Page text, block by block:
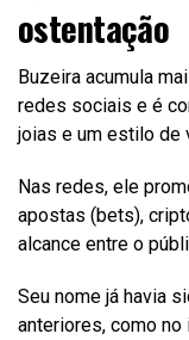
ostentação
Buzeira acumula
redes sociais e é
joias e um estilo de
Nas redes, ele
apostas (bets),
alcance entre o
Seu nome já havia
anteriores, como no